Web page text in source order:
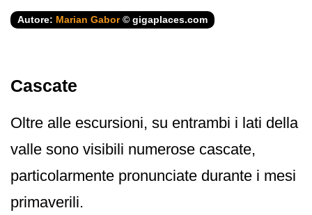
Autore: Marian Gabor© gigaplaces.com
Cascate
Oltre alle escursioni, su entrambi i lati della
valle sono visibili numerose cascate,
particolarmente pronunciate durante i mesi
primaverili.